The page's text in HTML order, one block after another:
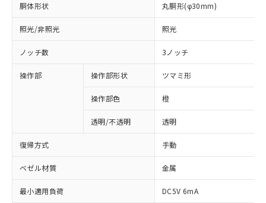
胴体形状 丸胴形(φ30mm)
照光/非照光 照光
ノッチ数 3ノッチ
操作部 操作部形状 ツマミ形
操作部色 橙
透明/不透明 透明
復帰方式 手動
ベゼル材質 金属
最小適用負荷 DC5V 6mA